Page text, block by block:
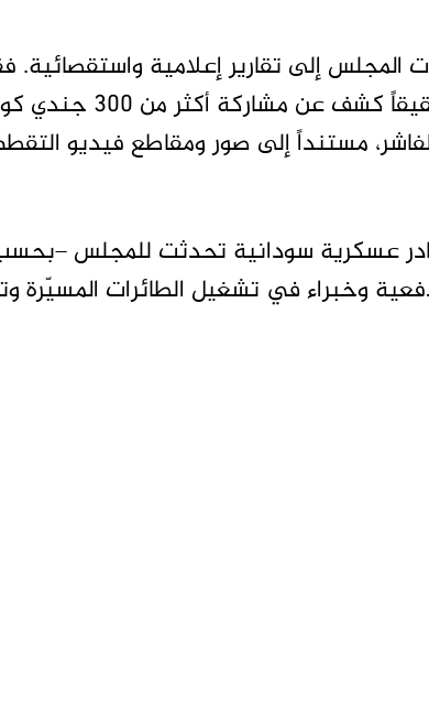
الكولومبي
مستنداً إلى صور ومقاطع فيديو
عسكرية سودانية تحدثت للمجلس –بحسب
وخبراء في تشغيل الطائرات المسيّرة